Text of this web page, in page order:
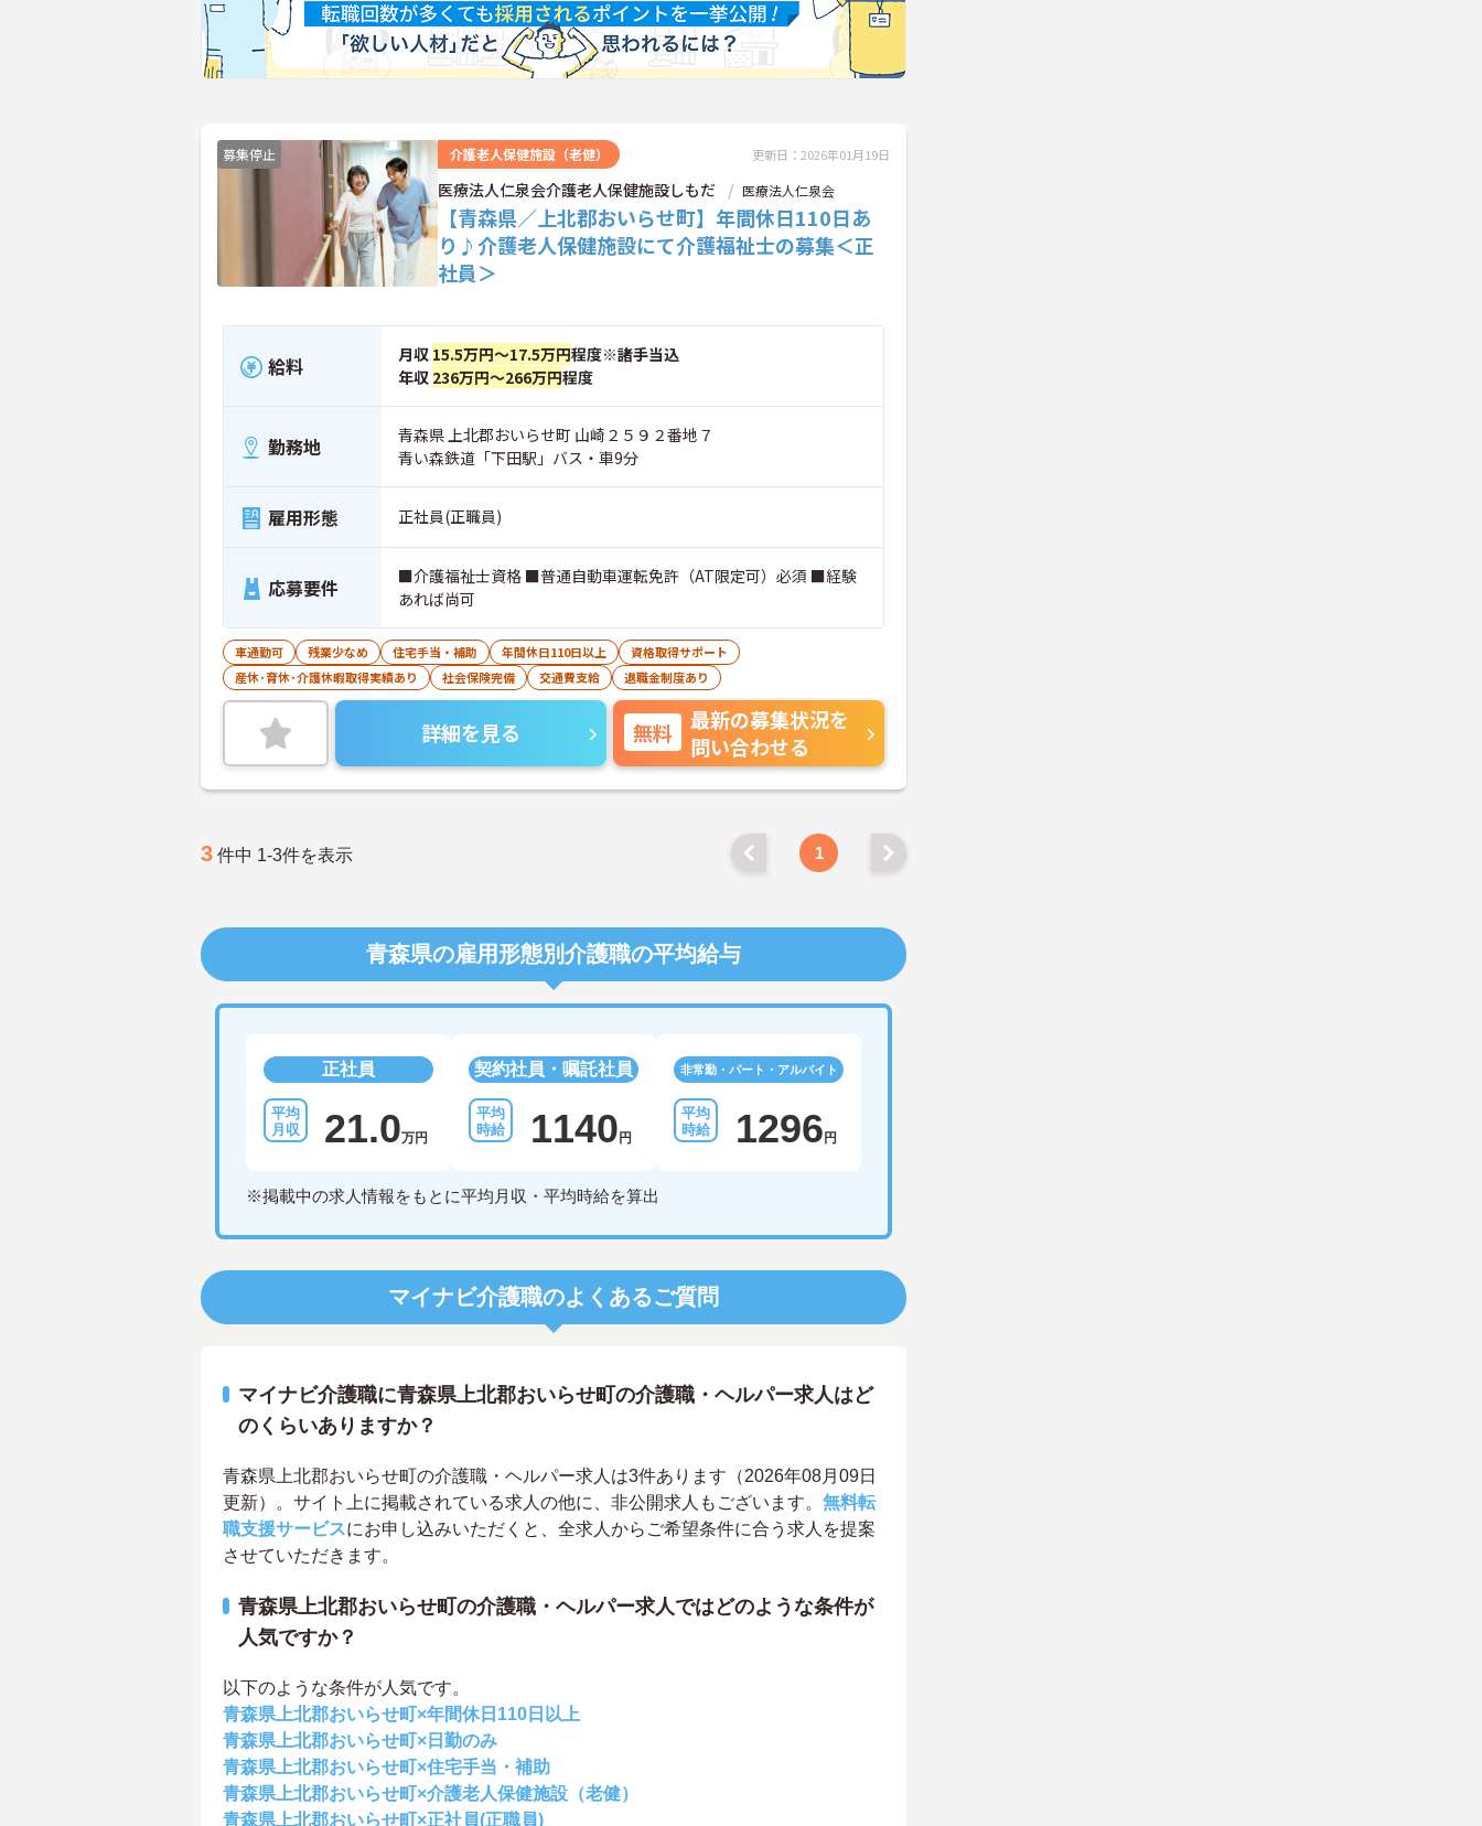
募集停止 介護老人保健施設（老健） 更新日：2026年01月19日
医療法人仁泉会介護老人保健施設しもだ 医療法人仁泉会
【青森県／上北郡おいらせ町】年間休日110日あ
り♪介護老人保健施設にて介護福祉士の募集＜正
社員＞
給料 月収 15.5万円～17.5万円程度※諸手当込
年収 236万円～266万円程度
勤務地
青森県 上北郡おいらせ町 山崎２５９２番地７
青い森鉄道「下田駅」バス・車9分
雇用形態 正社員(正職員)
応募要件
■介護福祉士資格 ■普通自動車運転免許（AT限定可）必須 ■経験
あれば尚可
車通勤可 残業少なめ 住宅手当・補助 年間休日110日以上
資格取得サポート
産休･育休･介護休暇取得実績あり
社会保険完備 交通費支給 退職金制度あり
詳細を見る 無料
最新の募集状況を
問い合わせる
3 件中 1-3件を表示 1
青森県の雇用形態別介護職の平均給与
正社員
21.0万円
契約社員・嘱託社員
1140 円
非常勤・パート・アルバイト
1296 円
※掲載中の求人情報をもとに平均月収・平均時給を算出
マイナビ介護職のよくあるご質問
マイナビ介護職に青森県上北郡おいらせ町の介護職・ヘルパー求人はど
のくらいありますか？
青森県上北郡おいらせ町の介護職・ヘルパー求人は3件あります（2026年08月09日
更新）。サイト上に掲載されている求人の他に、非公開求人もございます。 無料転
職支援サービスにお申し込みいただくと、全求人からご希望条件に合う求人を提案
させていただきます。
青森県上北郡おいらせ町の介護職・ヘルパー求人ではどのような条件が
人気ですか？
以下のような条件が人気です。
青森県上北郡おいらせ町×年間休日110日以上
青森県上北郡おいらせ町×日勤のみ
青森県上北郡おいらせ町×住宅手当・補助
青森県上北郡おいらせ町×介護老人保健施設（老健）
青森県上北郡おいらせ町×正社員(正職員)